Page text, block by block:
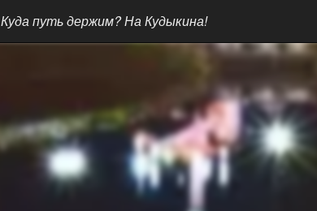
Куда путь держим? На Кудыкина!